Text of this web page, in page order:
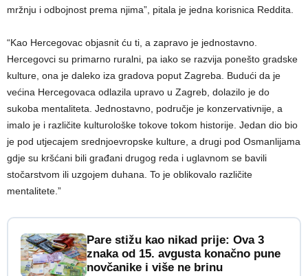
mržnju i odbojnost prema njima”, pitala je jedna korisnica Reddita.
“Kao Hercegovac objasnit ću ti, a zapravo je jednostavno.
Hercegovci su primarno ruralni, pa iako se razvija ponešto gradske
kulture, ona je daleko iza gradova poput Zagreba. Budući da je
većina Hercegovaca odlazila upravo u Zagreb, dolazilo je do
sukoba mentaliteta. Jednostavno, područje je konzervativnije, a
imalo je i različite kulturološke tokove tokom historije. Jedan dio bio
je pod utjecajem srednjoevropske kulture, a drugi pod Osmanlijama
gdje su kršćani bili građani drugog reda i uglavnom se bavili
stočarstvom ili uzgojem duhana. To je oblikovalo različite
mentalitete.”
Pare stižu kao nikad prije: Ova 3
znaka od 15. avgusta konačno pune
novčanike i više ne brinu